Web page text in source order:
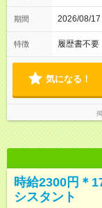
期間 2026/08/
特徴 履歴書不要
気になる！
時給2300円＊
シスタント